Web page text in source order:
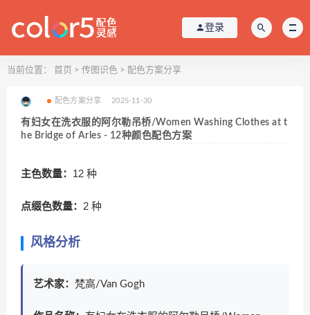
登录
当前位置： 首页 > 传图识色 > 配色方案分享
配色方案分享 2025-11-30
有妇女在洗衣服的阿尔勒吊桥/Women Washing Clothes at t
he Bridge of Arles - 12种颜色配色方案
主色数量： 12 种
点缀色数量： 2 种
风格分析
艺术家： 梵高/Van Gogh